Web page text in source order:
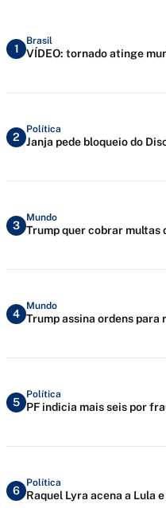
1
Brasil
VÍDEO: tornado atinge
2
Política
Janja pede bloqueio do
3
Mundo
Trump quer cobrar multas
4
Mundo
Trump assina ordens
5
Política
PF indicia mais seis por
6
Política
Raquel Lyra acena a Lula